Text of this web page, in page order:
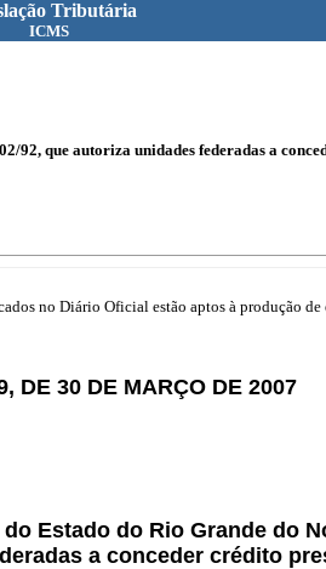
Tributária
ICMS
92, que autoriza unidades federadas a
no Diário Oficial estão aptos à produção
DE 30 DE MARÇO DE 2007
Estado do Rio Grande do
a conceder crédito